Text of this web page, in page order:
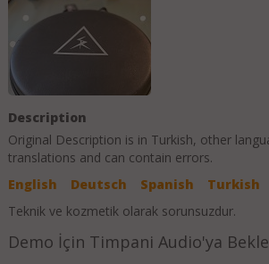
Description
Original Description is in Turkish, other
translations and can contain errors.
English
Deutsch Spanish
Turkish
Teknik ve kozmetik olarak sorunsuzdur.
Demo İçin Timpani Audio'ya